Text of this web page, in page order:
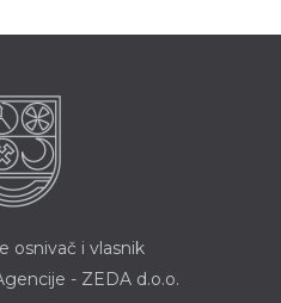
osnivač i vlasnik
- ZEDA d.o.o.